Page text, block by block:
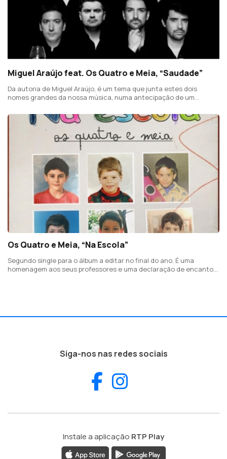
Miguel Araújo feat. Os Quatro e Meia, “Saudade”
Da autoria de Miguel Araújo, é um tema que junta estes dois
nomes grandes da nossa música, numa antecipação de um
Os Quatro e Meia, “Na Escola”
Segundo single para o álbum a editar no final do ano. É uma
homenagem aos seus professores e uma declaração de encanto
Siga-nos nas redes sociais
Facebook
Instale a aplicação RTP Play